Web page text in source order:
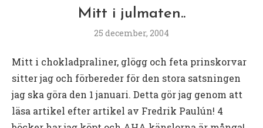
Mitt i julmaten..
25 december, 2004
Mitt i chokladpraliner, glögg och feta prinskorvar
sitter jag och förbereder för den stora satsningen
jag ska göra den 1 januari. Detta gör jag genom att
läsa artikel efter artikel av Fredrik Paulún! 4